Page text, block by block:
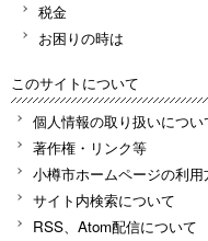
税金
お困りの時は
このサイトについて
個人情報の取り扱いについ
著作権・リンク等
小樽市ホームページの利用
サイト内検索について
RSS、Atom配信について